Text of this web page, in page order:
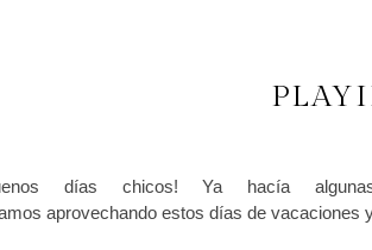
días chicos! Ya hacía
aprovechando estos días de vacaciones